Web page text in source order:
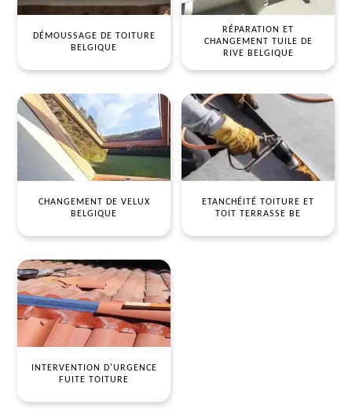
DÉMOUSSAGE DE TOITURE
BELGIQUE
RÉPARATION ET
CHANGEMENT TUILE DE
RIVE BELGIQUE
CHANGEMENT DE VELUX
BELGIQUE
ETANCHÉITÉ TOITURE ET
TOIT TERRASSE BE
INTERVENTION D'URGENCE
FUITE TOITURE